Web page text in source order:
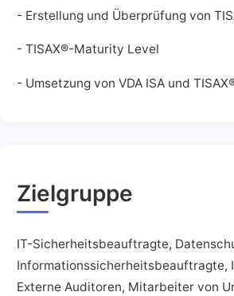
- Erstellung und Überprüfung von
- TISAX®-Maturity Level
- Umsetzung von VDA ISA und
Zielgruppe
IT-Sicherheitsbeauftragte,
Informationssicherheitsbeauftragte,
Externe Auditoren, Mitarbeiter von